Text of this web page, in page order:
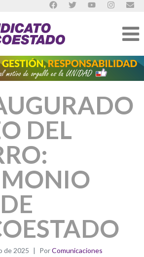
DEL
de 2025 PorComunicaciones